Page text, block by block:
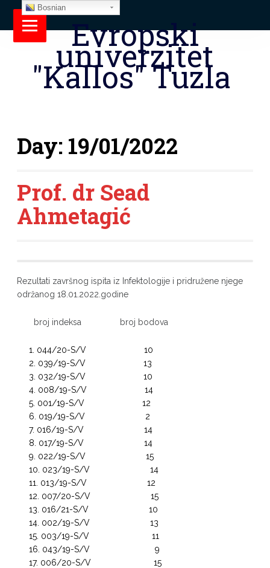
Evropski
univerzitet
"Kallos" Tuzla
Day: 19/01/2022
Prof. dr Sead
Ahmetagić
Rezultati završnog ispita iz Infektologije i pridružene njege
održanog 18.01.2022.godine
broj indeksa broj bodova
044/20-S/V 10
039/19-S/V 13
032/19-S/V 10
008/19-S/V 14
001/19-S/V 12
019/19-S/V 2
016/19-S/V 14
017/19-S/V 14
022/19-S/V 15
023/19-S/V 14
013/19-S/V 12
007/20-S/V 15
016/21-S/V 10
002/19-S/V 13
003/19-S/V 11
043/19-S/V 9
006/20-S/V 15
Bosnian